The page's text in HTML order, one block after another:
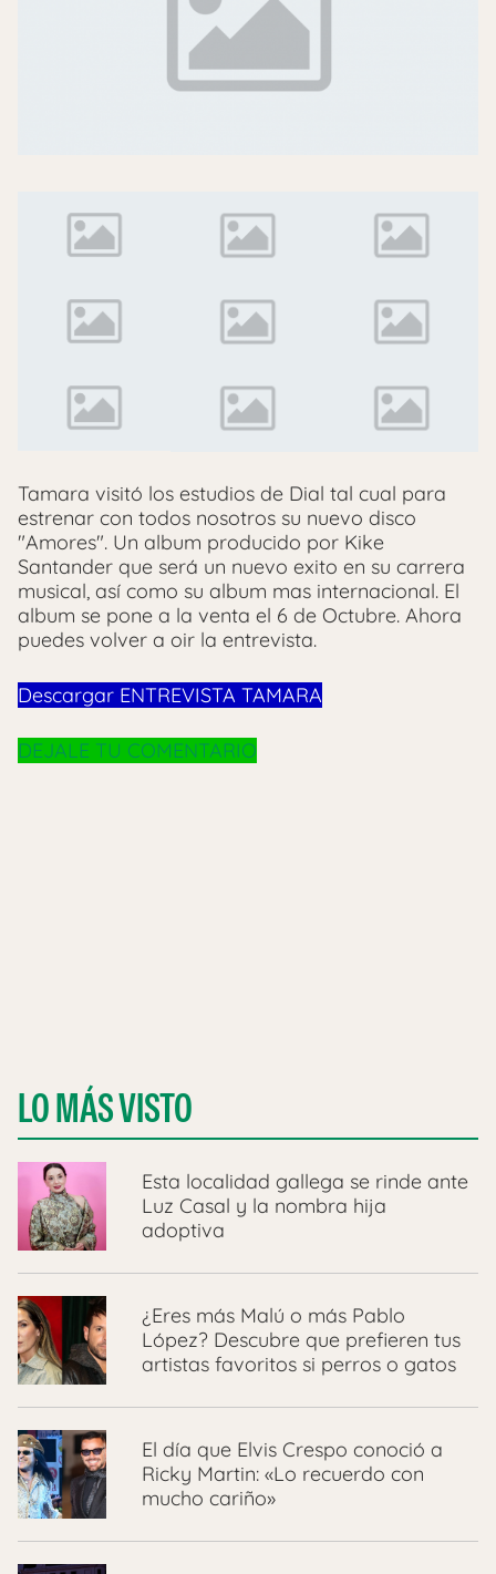
Tamara visitó los estudios de Dial tal cual para
estrenar con todos nosotros su nuevo disco
"Amores". Un album producido por Kike
Santander que será un nuevo exito en su carrera
musical, así como su album mas internacional. El
album se pone a la venta el 6 de Octubre. Ahora
puedes volver a oir la entrevista.
Descargar ENTREVISTA TAMARA
DEJALE TU COMENTARIO
LO MÁS VISTO
Esta localidad gallega se rinde ante
Luz Casal y la nombra hija
adoptiva
¿Eres más Malú o más Pablo
López? Descubre que prefieren tus
artistas favoritos si perros o gatos
El día que Elvis Crespo conoció a
Ricky Martin: «Lo recuerdo con
mucho cariño»